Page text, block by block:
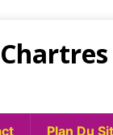
Plan Du